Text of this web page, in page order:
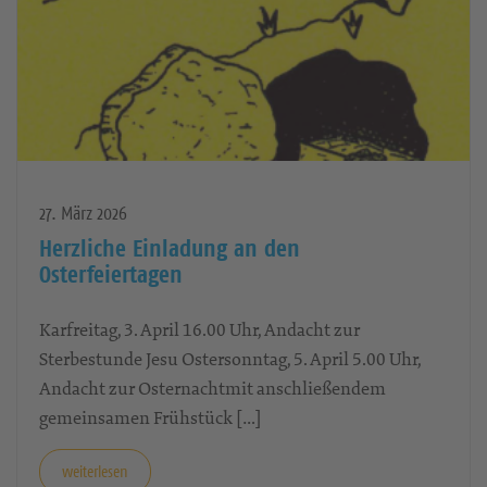
27. März 2026
Herzliche Einladung an den
Osterfeiertagen
Karfreitag, 3. April 16.00 Uhr, Andacht zur
Sterbestunde Jesu Ostersonntag, 5. April 5.00 Uhr,
Andacht zur Osternachtmit anschließendem
gemeinsamen Frühstück […]
weiterlesen